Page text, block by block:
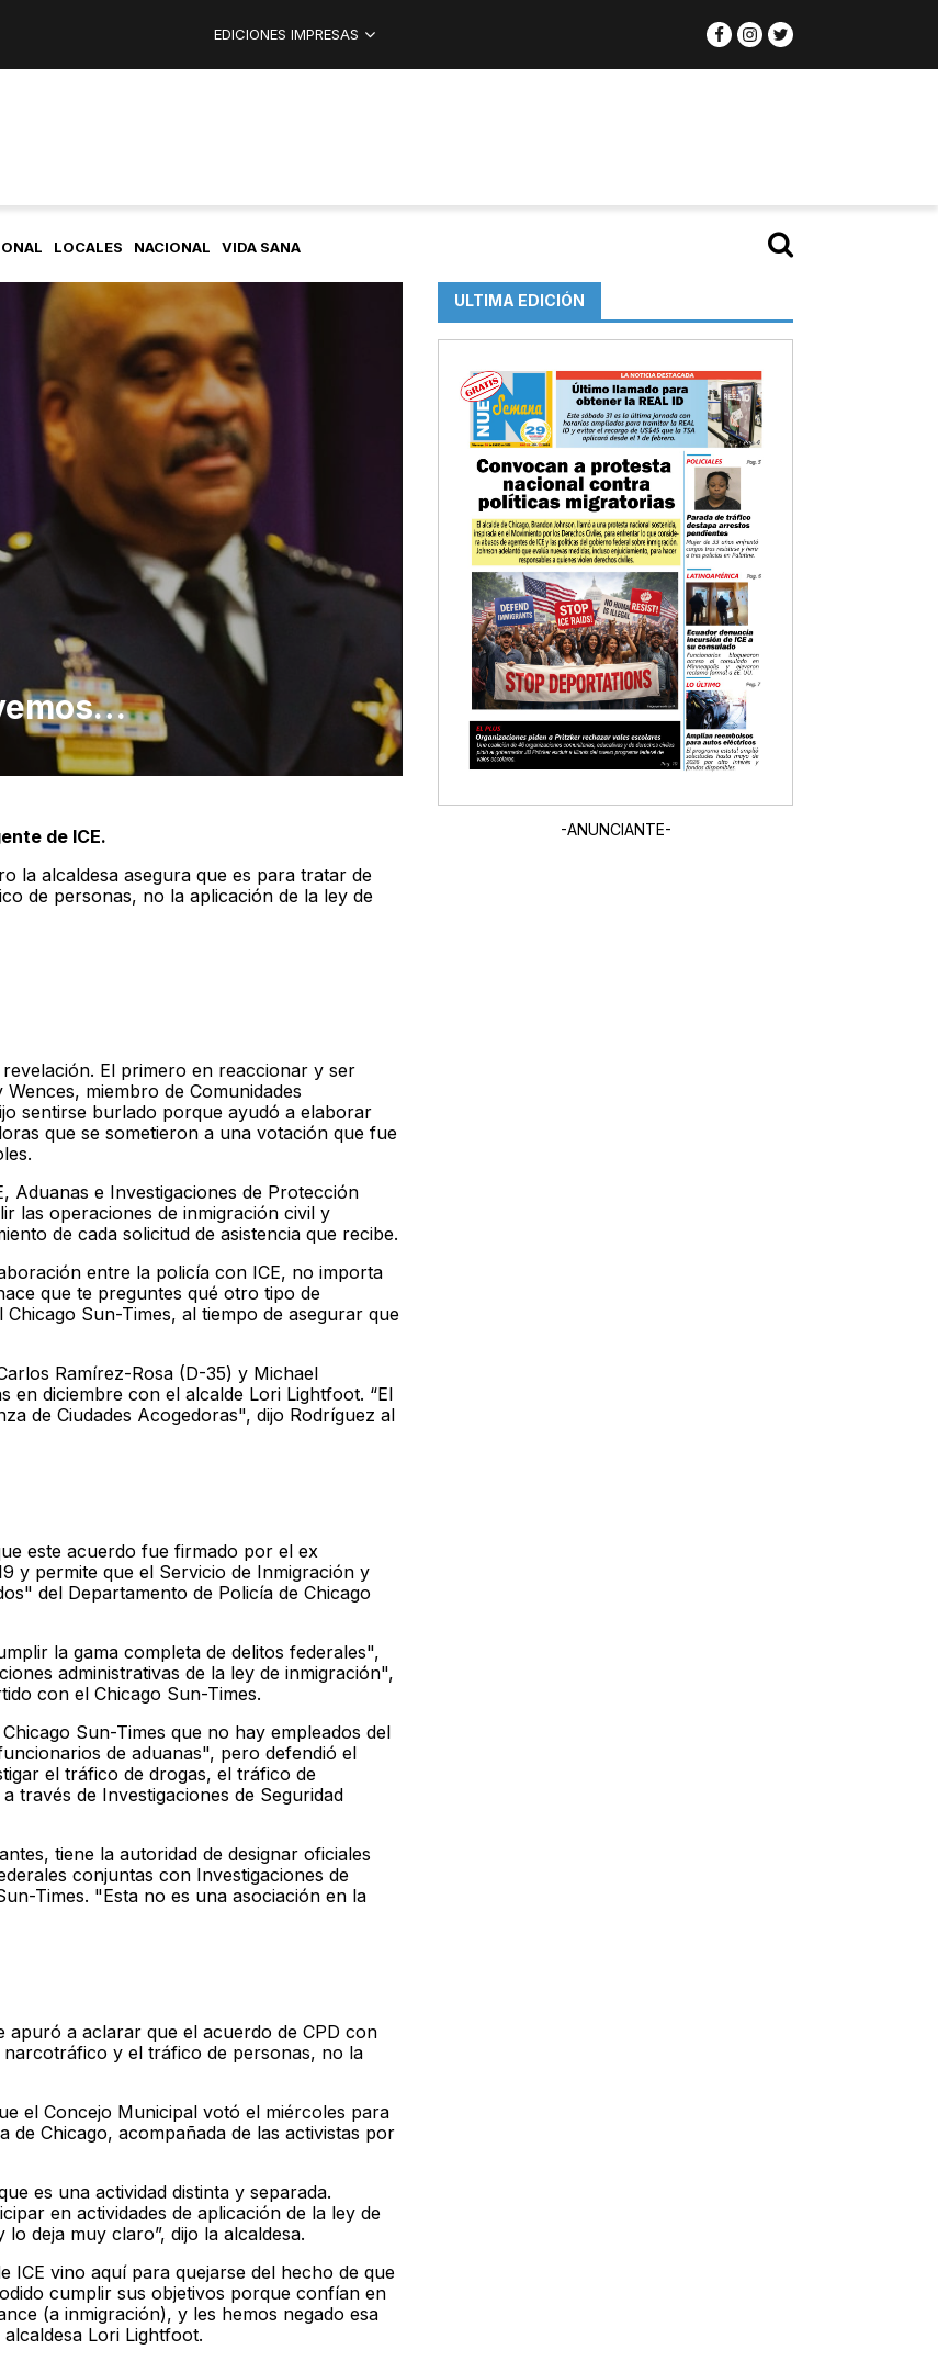
EDICIONES IMPRESAS
LOCALES NACIONAL VIDA SANA
de ICE.
la alcaldesa asegura que es para tratar de
de personas, no la aplicación de la ley de
El primero en reaccionar y ser
miembro de Comunidades
sentirse burlado porque ayudó a elaborar
que se sometieron a una votación que fue
Aduanas e Investigaciones de Protección
las operaciones de inmigración civil y
de cada solicitud de asistencia que recibe.
entre la policía con ICE, no importa
que te preguntes qué otro tipo de
Sun-Times, al tiempo de asegurar que
Ramírez-Rosa (D-35) y Michael
en diciembre con el alcalde Lori Lightfoot. “El
de Ciudades Acogedoras", dijo Rodríguez al
este acuerdo fue firmado por el ex
y permite que el Servicio de Inmigración y
del Departamento de Policía de Chicago
la gama completa de delitos federales",
administrativas de la ley de inmigración",
con el Chicago Sun-Times.
Sun-Times que no hay empleados del
de aduanas", pero defendió el
el tráfico de drogas, el tráfico de
través de Investigaciones de Seguridad
tiene la autoridad de designar oficiales
conjuntas con Investigaciones de
Times. "Esta no es una asociación en la
apuró a aclarar que el acuerdo de CPD con
y el tráfico de personas, no la
el Concejo Municipal votó el miércoles para
Chicago, acompañada de las activistas por
es una actividad distinta y separada.
en actividades de aplicación de la ley de
deja muy claro”, dijo la alcaldesa.
vino aquí para quejarse del hecho de que
cumplir sus objetivos porque confían en
(a inmigración), y les hemos negado esa
Lori Lightfoot.
ULTIMA EDICIÓN
-ANUNCIANTE-